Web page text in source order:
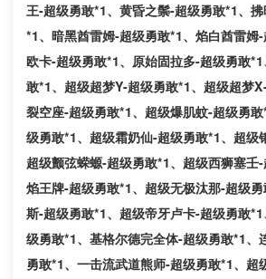
王-超级勇敢*1、黄昏之鬃-超级勇敢*1、
*1、暗黑酋雷姆-超级勇敢*1、焰白酋雷姆
欧卡-超级勇敢*1、原始固拉多-超级勇敢
敢*1、超级超梦Y-超级勇敢*1、超级超梦
裂空座-超级勇敢*1、超级爆肌蚊-超级勇
级勇敢*1、超级霜奶仙-超级勇敢*1、超级
超级颤弦蝾螈-超级勇敢*1、超级西狮塞壬
焰王牌-超级勇敢*1、超级无极汰那-超级
斯-超级勇敢*1、超级帝牙卢卡-超级勇敢
级勇敢*1、基格尔德完全体-超级勇敢*1、
勇敢*1、一击流武道熊师-超级勇敢*1、超